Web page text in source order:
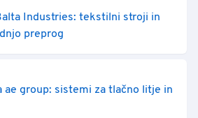
Industries: tekstilni stroji in
preprog
ae group: sistemi za tlačno litje in